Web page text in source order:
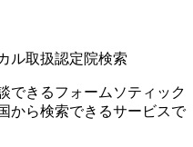
ル取扱認定院検索
できるフォームソティック
から検索できるサービスで